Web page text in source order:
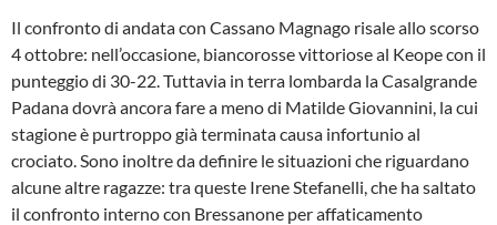
Il confronto di andata con Cassano Magnago risale allo scorso
4 ottobre: nell’occasione, biancorosse vittoriose al Keope con il
punteggio di 30-22. Tuttavia in terra lombarda la Casalgrande
Padana dovrà ancora fare a meno di Matilde Giovannini, la cui
stagione è purtroppo già terminata causa infortunio al
crociato. Sono inoltre da definire le situazioni che riguardano
alcune altre ragazze: tra queste Irene Stefanelli, che ha saltato
il confronto interno con Bressanone per affaticamento